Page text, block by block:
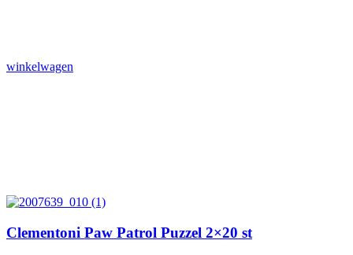
winkelwagen
Clementoni Paw Patrol Puzzel 2×20 st